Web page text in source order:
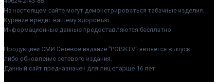
На настоящем сайте могут демонстрироваться табачные изделия.
Курение вредит вашему здоровью.
Информационные данные предоставляются бесплатно.
Продукцией СМИ Сетевое издание "POISKTV" является выпуск
либо обновление сетевого издания.
Данный сайт предназначен для лиц старше 16 лет.